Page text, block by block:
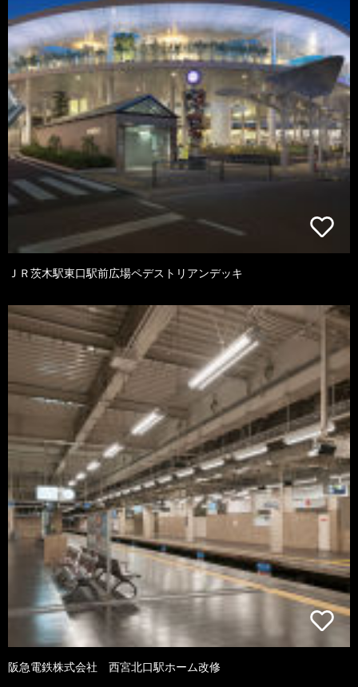
ＪＲ茨木駅東口駅前広場ペデストリアンデッキ
阪急電鉄株式会社 西宮北口駅ホーム改修